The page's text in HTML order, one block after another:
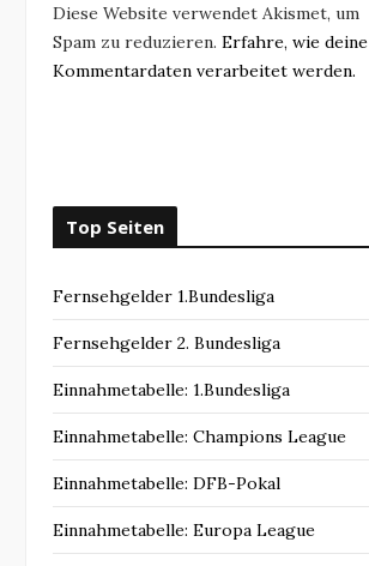
Diese Website verwendet Akismet, um
Spam zu reduzieren. Erfahre, wie deine
Kommentardaten verarbeitet werden.
Top Seiten
Fernsehgelder 1.Bundesliga
Fernsehgelder 2. Bundesliga
Einnahmetabelle: 1.Bundesliga
Einnahmetabelle: Champions League
Einnahmetabelle: DFB-Pokal
Einnahmetabelle: Europa League